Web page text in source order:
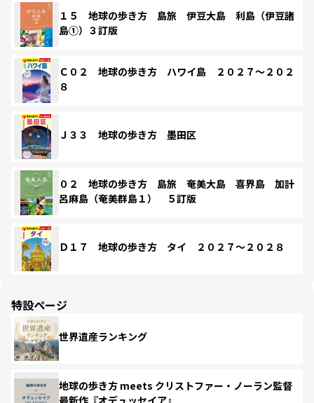
１５ 地球の歩き方 島旅 伊豆大島 利島（伊豆諸
島①）３訂版
Ｃ０２ 地球の歩き方 ハワイ島 ２０２７～２０２
８
Ｊ３３ 地球の歩き方 墨田区
０２ 地球の歩き方 島旅 奄美大島 喜界島 加計
呂麻島（奄美群島１） ５訂版
Ｄ１７ 地球の歩き方 タイ ２０２７～２０２８
特設ページ
世界遺産ランキング
地球の歩き方 meets クリストファー・ノーラン監督
最新作『オデュッセイア』